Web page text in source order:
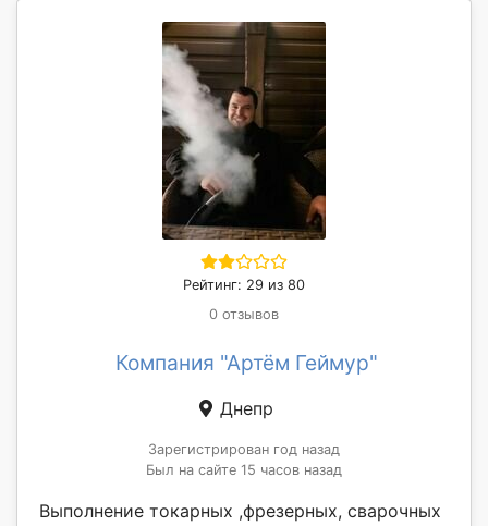
Рейтинг: 29 из 80
0 отзывов
Компания "Артём Геймур"
Днепр
Зарегистрирован год назад
Был на сайте 15 часов назад
Выполнение токарных ,фрезерных, сварочных